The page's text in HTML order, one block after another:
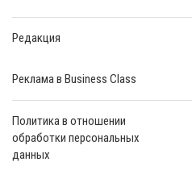
Редакция
Реклама в Business Class
Политика в отношении
обработки персональных
данных